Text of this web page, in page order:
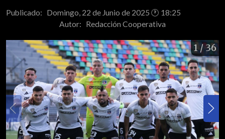
Publicado: Domingo, 22 de Junio de 2025 🕐 18:25
Autor: Redacción Cooperativa
1/ 36